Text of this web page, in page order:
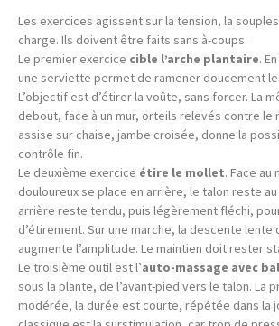
Les exercices agissent sur la tension, la
charge. Ils doivent être faits sans à-coups.
Le premier exercice cible l’arche plantaire.
une serviette permet de ramener doucement
L’objectif est d’étirer la voûte, sans forcer. La
debout, face à un mur, orteils relevés contre le
assise sur chaise, jambe croisée, donne la
contrôle fin.
Le deuxième exercice étire le mollet. Face au
douloureux se place en arrière, le talon reste au
arrière reste tendu, puis légèrement fléchi,
d’étirement. Sur une marche, la descente lente
augmente l’amplitude. Le maintien doit rester
Le troisième outil est l’auto-massage avec
sous la plante, de l’avant-pied vers le talon. La
modérée, la durée est courte, répétée dans la